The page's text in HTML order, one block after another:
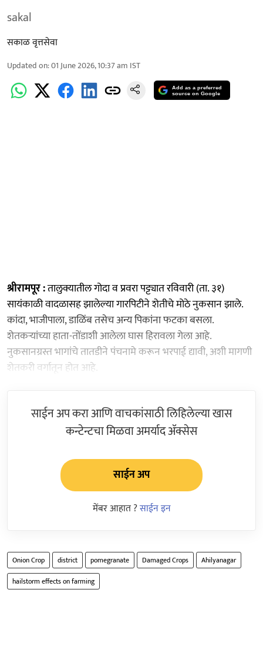
sakal
सकाळ वृत्तसेवा
Updated on:01 June 2026, 10:37 am IST
Add as a preferred
source on Google
श्रीरामपूर :तालुक्यातील गोदा व प्रवरा पट्ट्यात रविवारी (ता. ३१)
सायंकाळी वादळासह झालेल्या गारपिटीने शेतीचे मोठे नुकसान झाले.
कांदा, भाजीपाला, डाळिंब तसेच अन्य पिकांना फटका बसला.
शेतकऱ्यांच्या हाता-तोंडाशी आलेला घास हिरावला गेला आहे.
नुकसानग्रस्त भागांचे तातडीने पंचनामे करून भरपाई द्यावी, अशी मागणी
शेतकरी वर्गातून होत आहे.
साईन अप करा आणि वाचकांसाठी लिहिलेल्या खास
कन्टेन्टचा मिळवा अमर्याद ॲक्सेस
साईन अप
मेंबर आहात ?साईन इन
Onion Crop district pomegranate Damaged Crops
Ahilyanagar
hailstorm effects on farming